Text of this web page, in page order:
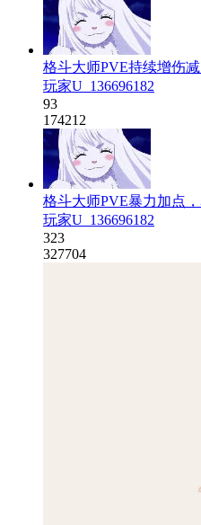
格斗大师PVE持续增伤
玩家U_136696182
93
174212
格斗大师PVE暴力加点
玩家U_136696182
323
327704